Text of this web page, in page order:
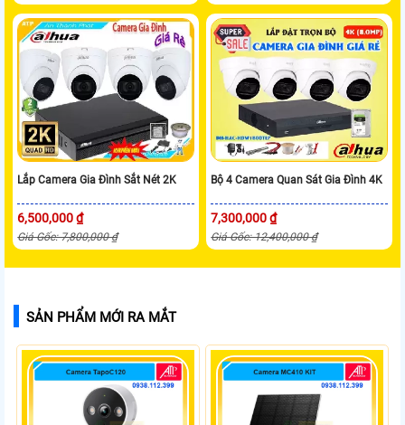
Lắp Camera Gia Đình Sắt Nét 2K
6,500,000 ₫
Giá Gốc: 7,800,000 ₫
Bộ 4 Camera Quan Sát Gia Đình 4K
7,300,000 ₫
Giá Gốc: 12,400,000 ₫
SẢN PHẨM MỚI RA MẮT